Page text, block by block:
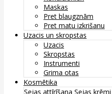
Maskas
Pret blaugznām
Pret matu izkrišanu
Uzacis un skropstas
Uzacis
Skropstas
Instrumenti
Grima otas
Kosmētika
Sejas attīrīšana Sejas krēmi